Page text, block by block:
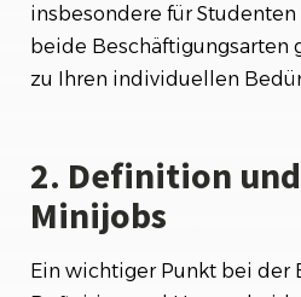
insbesondere für
beide Beschäftigungsarten
zu Ihren individuellen
2. Definition
Minijobs
Ein wichtiger Punkt bei